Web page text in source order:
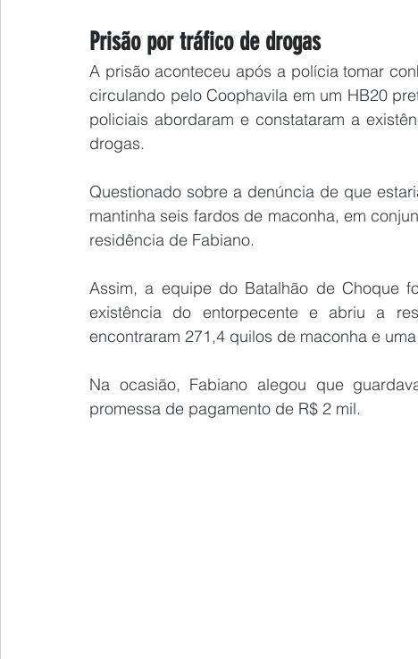
Prisão por tráfico de drogas
A prisão aconteceu após a polícia tomar
circulando pelo Coophavila em um HB20
policiais abordaram e constataram a
drogas.
Questionado sobre a denúncia de que
mantinha seis fardos de maconha, em
residência de Fabiano.
Assim, a equipe do Batalhão de Choque
existência do entorpecente e abriu a
encontraram 271,4 quilos de maconha e
Na ocasião, Fabiano alegou que
promessa de pagamento de R$ 2 mil.